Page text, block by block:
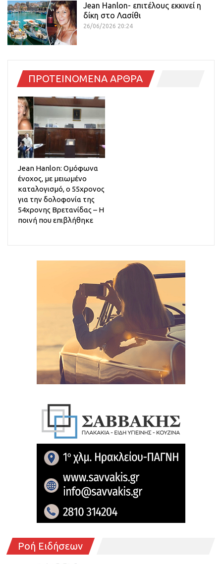
Jean Hanlon- επιτέλους εκκινεί η
δίκη στο Λασίθι
26/06/2026 20:24
ΠΡΟΤΕΙΝΟΜΕΝΑ ΑΡΘΡΑ
Jean Hanlon: Ομόφωνα
ένοχος, με μειωμένο
καταλογισμό, ο 55χρονος
για την δολοφονία της
54χρονης Βρετανίδας – Η
ποινή που επιβλήθηκε
Ροή Ειδήσεων